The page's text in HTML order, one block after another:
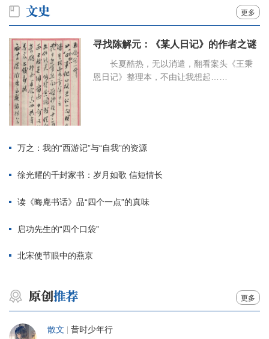
更多
寻找陈解元：《某人日记》的作者之谜
长夏酷热，无以消遣，翻看案头《王秉
恩日记》整理本，不由让我想起……
万之：我的“西游记”与“自我”的资源
徐光耀的千封家书：岁月如歌 信短情长
读《晦庵书话》品“四个一点”的真味
启功先生的“四个口袋”
北宋使节眼中的燕京
更多
散文 | 昔时少年行